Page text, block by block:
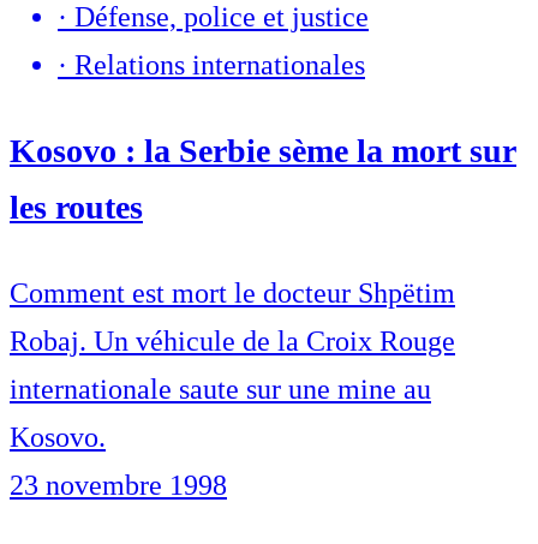
· Défense, police et justice
· Relations internationales
Kosovo : la Serbie sème la mort sur
les routes
Comment est mort le docteur Shpëtim
Robaj. Un véhicule de la Croix Rouge
internationale saute sur une mine au
Kosovo.
23 novembre 1998